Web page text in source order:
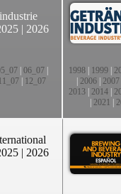
| 2026
| 06_07|
12_07
1998 1999
2006 2007
2013 2014
2021
| 2026